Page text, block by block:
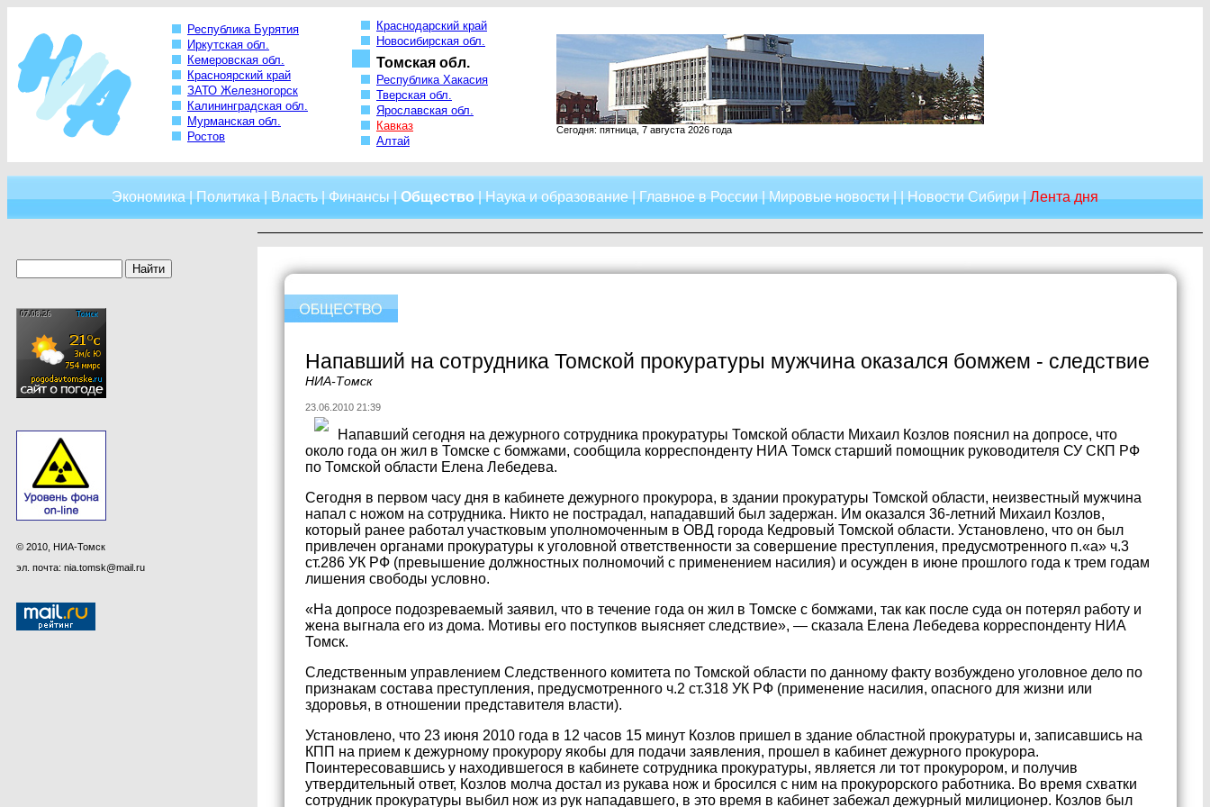
Республика Бурятия
Иркутская обл.
Кемеровская обл.
Красноярский край
ЗАТО Железногорск
Калининградская обл.
Мурманская обл.
Ростов
Краснодарский край
Новосибирская обл.
Томская обл.
Республика Хакасия
Тверская обл.
Ярославская обл.
Кавказ
Алтай
Сегодня: пятница, 7 августа 2026 года
Экономика|Политика|Власть|Финансы|Общество|Наука и образование|Главное в России|Мировые новости| |Новости Сибири|Лента дня
© 2010, НИА-Томск
эл. почта: nia.tomsk@mail.ru
Напавший на сотрудника Томской прокуратуры мужчина оказался бомжем - следствие
НИА-Томск
23.06.2010 21:39
Напавший сегодня на дежурного сотрудника прокуратуры Томской области Михаил Козлов пояснил на допросе, что
около года он жил в Томске с бомжами, сообщила корреспонденту НИА Томск старший помощник руководителя СУ СКП РФ
по Томской области Елена Лебедева.
Сегодня в первом часу дня в кабинете дежурного прокурора, в здании прокуратуры Томской области, неизвестный мужчина
напал с ножом на сотрудника. Никто не пострадал, нападавший был задержан. Им оказался 36-летний Михаил Козлов,
который ранее работал участковым уполномоченным в ОВД города Кедровый Томской области. Установлено, что он был
привлечен органами прокуратуры к уголовной ответственности за совершение преступления, предусмотренного п.«а» ч.3
ст.286 УК РФ (превышение должностных полномочий с применением насилия) и осужден в июне прошлого года к трем годам
лишения свободы условно.
«На допросе подозреваемый заявил, что в течение года он жил в Томске с бомжами, так как после суда он потерял работу и
жена выгнала его из дома. Мотивы его поступков выясняет следствие», — сказала Елена Лебедева корреспонденту НИА
Томск.
Следственным управлением Следственного комитета по Томской области по данному факту возбуждено уголовное дело по
признакам состава преступления, предусмотренного ч.2 ст.318 УК РФ (применение насилия, опасного для жизни или
здоровья, в отношении представителя власти).
Установлено, что 23 июня 2010 года в 12 часов 15 минут Козлов пришел в здание областной прокуратуры и, записавшись на
КПП на прием к дежурному прокурору якобы для подачи заявления, прошел в кабинет дежурного прокурора.
Поинтересовавшись у находившегося в кабинете сотрудника прокуратуры, является ли тот прокурором, и получив
утвердительный ответ, Козлов молча достал из рукава нож и бросился с ним на прокурорского работника. Во время схватки
сотрудник прокуратуры выбил нож из рук нападавшего, в это время в кабинет забежал дежурный милиционер. Козлов был